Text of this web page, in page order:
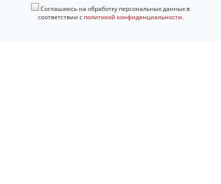
Соглашаюсь на обработку персональных данных в
соответствии с политикой конфиденциальности.